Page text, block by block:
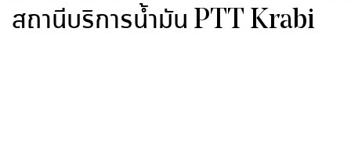
สถานีบริการน้ำมัน PTT Krabi